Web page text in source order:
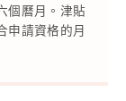
個曆月。津貼
申請資格的月